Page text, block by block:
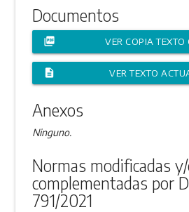
Documentos
picture_as_pdf VER COPIA TEXTO
description VER TEXTO
Anexos
Ninguno.
Normas modificadas
complementadas por
791/2021